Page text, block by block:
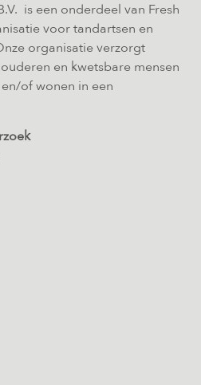
is een onderdeel van Fresh
voor tandartsen en
organisatie verzorgt
en kwetsbare mensen
of wonen in een